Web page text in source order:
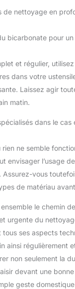
de nettoyage en
bicarbonate pour
et régulier,
dans votre
Laissez agir
matin.
dans le cas
rien ne semble
envisager l’usage
vous
de matériau
le chemin
urgente du
ses aspects
ainsi régulièrement
non seulement la
devant une
geste